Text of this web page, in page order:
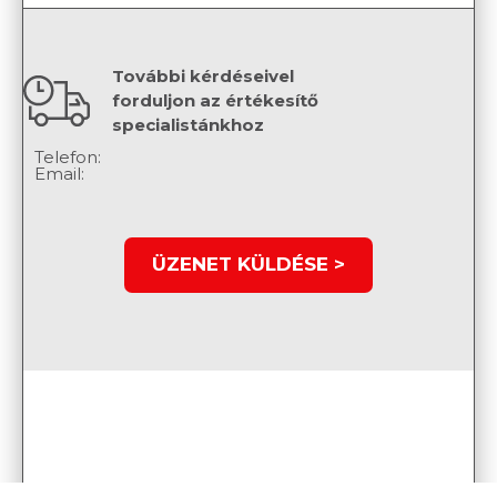
További kérdéseivel
forduljon az értékesítő
specialistánkhoz
Telefon:
Email:
ÜZENET KÜLDÉSE >